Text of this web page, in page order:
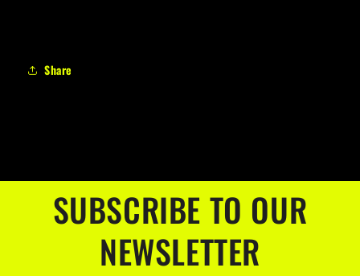
Share
SUBSCRIBE TO OUR
NEWSLETTER